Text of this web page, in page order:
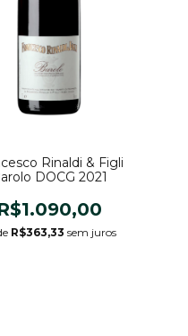
Rinaldi & Figli
DOCG 2021
R$363,33 sem juros